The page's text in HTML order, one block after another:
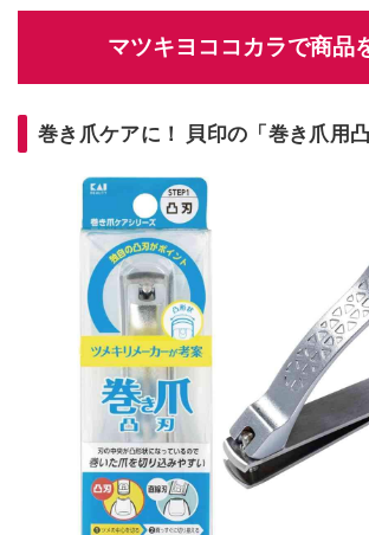
マツキヨココカラで商品
巻き爪ケアに！ 貝印の「巻き爪用